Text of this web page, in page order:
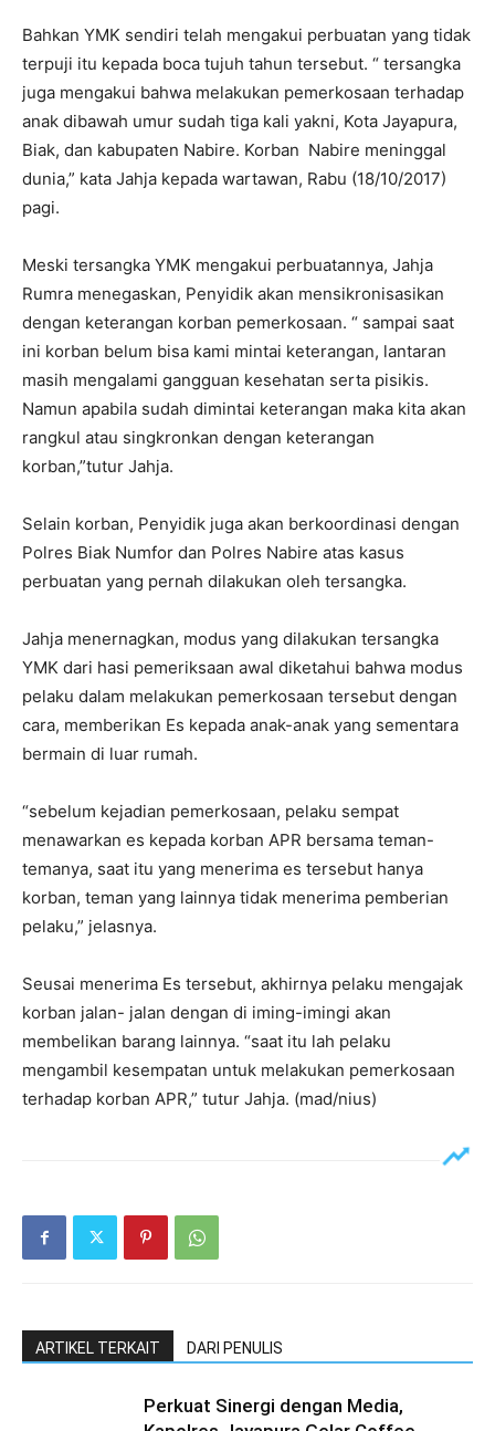
Bahkan YMK sendiri telah mengakui perbuatan yang tidak
terpuji itu kepada boca tujuh tahun tersebut. “ tersangka
juga mengakui bahwa melakukan pemerkosaan terhadap
anak dibawah umur sudah tiga kali yakni, Kota Jayapura,
Biak, dan kabupaten Nabire. Korban Nabire meninggal
dunia,” kata Jahja kepada wartawan, Rabu (18/10/2017)
pagi.
Meski tersangka YMK mengakui perbuatannya, Jahja
Rumra menegaskan, Penyidik akan mensikronisasikan
dengan keterangan korban pemerkosaan. “ sampai saat
ini korban belum bisa kami mintai keterangan, lantaran
masih mengalami gangguan kesehatan serta pisikis.
Namun apabila sudah dimintai keterangan maka kita akan
rangkul atau singkronkan dengan keterangan
korban,”tutur Jahja.
Selain korban, Penyidik juga akan berkoordinasi dengan
Polres Biak Numfor dan Polres Nabire atas kasus
perbuatan yang pernah dilakukan oleh tersangka.
Jahja menernagkan, modus yang dilakukan tersangka
YMK dari hasi pemeriksaan awal diketahui bahwa modus
pelaku dalam melakukan pemerkosaan tersebut dengan
cara, memberikan Es kepada anak-anak yang sementara
bermain di luar rumah.
“sebelum kejadian pemerkosaan, pelaku sempat
menawarkan es kepada korban APR bersama teman-
temanya, saat itu yang menerima es tersebut hanya
korban, teman yang lainnya tidak menerima pemberian
pelaku,” jelasnya.
Seusai menerima Es tersebut, akhirnya pelaku mengajak
korban jalan- jalan dengan di iming-imingi akan
membelikan barang lainnya. “saat itu lah pelaku
mengambil kesempatan untuk melakukan pemerkosaan
terhadap korban APR,” tutur Jahja. (mad/nius)
ARTIKEL TERKAIT DARI PENULIS
Perkuat Sinergi dengan Media,